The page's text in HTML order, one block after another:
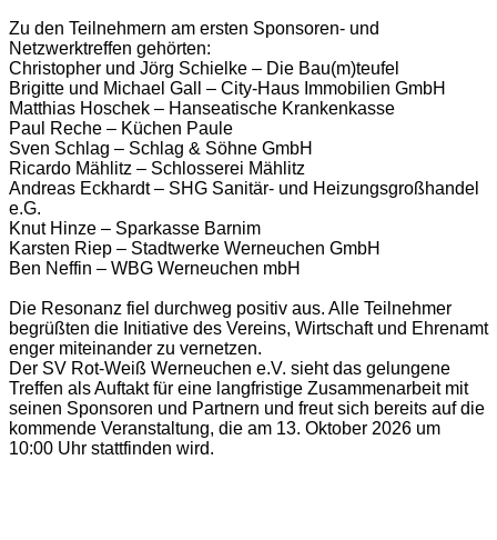
Zu den Teilnehmern am ersten Sponsoren- und
Netzwerktreffen gehörten:
Christopher und Jörg Schielke – Die Bau(m)teufel
Brigitte und Michael Gall – City-Haus Immobilien GmbH
Matthias Hoschek – Hanseatische Krankenkasse
Paul Reche – Küchen Paule
Sven Schlag – Schlag & Söhne GmbH
Ricardo Mählitz – Schlosserei Mählitz
Andreas Eckhardt – SHG Sanitär- und Heizungsgroßhandel
e.G.
Knut Hinze – Sparkasse Barnim
Karsten Riep – Stadtwerke Werneuchen GmbH
Ben Neffin – WBG Werneuchen mbH
Die Resonanz fiel durchweg positiv aus. Alle Teilnehmer
begrüßten die Initiative des Vereins, Wirtschaft und Ehrenamt
enger miteinander zu vernetzen.
Der SV Rot-Weiß Werneuchen e.V. sieht das gelungene
Treffen als Auftakt für eine langfristige Zusammenarbeit mit
seinen Sponsoren und Partnern und freut sich bereits auf die
kommende Veranstaltung, die am 13. Oktober 2026 um
10:00 Uhr stattfinden wird.